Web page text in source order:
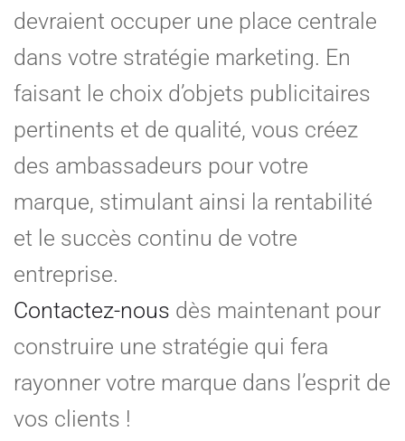
devraient occuper une place centrale
dans votre stratégie marketing. En
faisant le choix d’objets publicitaires
pertinents et de qualité, vous créez
des ambassadeurs pour votre
marque, stimulant ainsi la rentabilité
et le succès continu de votre
entreprise.
Contactez-nous dès maintenant pour
construire une stratégie qui fera
rayonner votre marque dans l’esprit de
vos clients !